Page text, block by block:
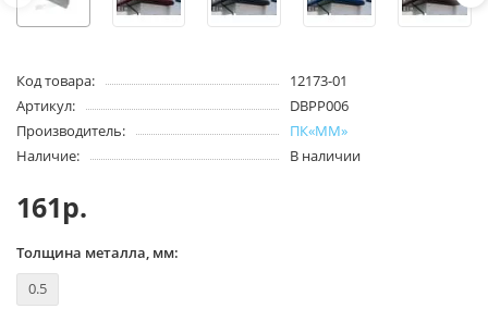
Код товара:
12173-01
Артикул:
DBPP006
Производитель:
ПК«ММ»
Наличие:
В наличии
161р.
Толщина металла, мм:
0.5